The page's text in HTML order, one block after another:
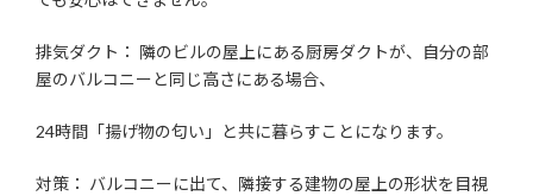
排気ダクト： 隣のビルの屋上にある厨房ダクトが、自分の部
屋のバルコニーと同じ高さにある場合、
24時間「揚げ物の匂い」と共に暮らすことになります。
対策： バルコニーに出て、隣接する建物の屋上の形状を目視